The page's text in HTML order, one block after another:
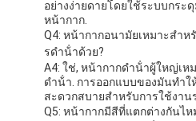
อย่างง่ายดายโดยใช้ระบบกระ
หน้ากาก.
Q4: หน้ากากอนามัยเหมาะสําห
รดําน้ําด้วย?
A4: ใช่, หน้ากากดําน้ําผู้ใหญ่เ
ดําน้ํา. การออกแบบของมันทําใ
สะดวกสบายสําหรับการใช้งาน
Q5: หน้ากากมีสีที่แตกต่างกันไห